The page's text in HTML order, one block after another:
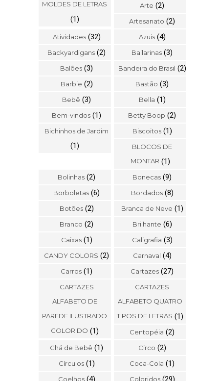
MOLDES DE LETRAS
(1)
Arte (2)
Artesanato (2)
Atividades (32) Azuis (4)
Backyardigans (2) Bailarinas (3)
Balões (3) Bandeira do Brasil (2)
Barbie (2) Bastão (3)
Bebê (3) Bella (1)
Bem-vindos (1) Betty Boop (2)
Bichinhos de Jardim
(1)
Biscoitos (1)
BLOCOS DE
MONTAR (1)
Bolinhas (2) Bonecas (9)
Borboletas (6) Bordados (8)
Botões (2) Branca de Neve (1)
Branco (2) Brilhante (6)
Caixas (1) Caligrafia (3)
CANDY COLORS (2) Carnaval (4)
Carros (1) Cartazes (27)
CARTAZES
ALFABETO DE
PAREDE ILUSTRADO
COLORIDO (1)
CARTAZES
ALFABETO QUATRO
TIPOS DE LETRAS (1)
Centopéia (2)
Chá de Bebê (1) Circo (2)
Círculos (1) Coca-Cola (1)
Coelhos (4) Coloridos (29)